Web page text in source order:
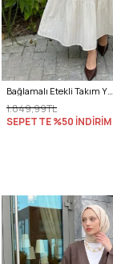
1.849,99TL
SEPETTE %50 İNDİRİM